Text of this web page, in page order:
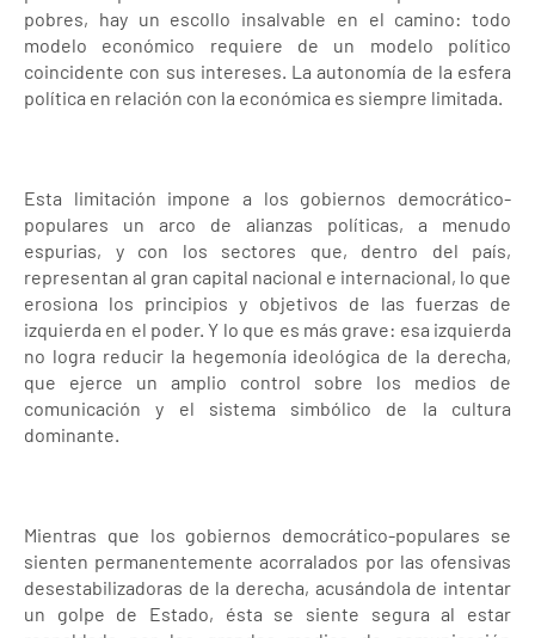
pobres, hay un escollo insalvable en el camino: todo
modelo económico requiere de un modelo político
coincidente con sus intereses. La autonomía de la esfera
política en relación con la económica es siempre limitada.
Esta limitación impone a los gobiernos democrático-
populares un arco de alianzas políticas, a menudo
espurias, y con los sectores que, dentro del país,
representan al gran capital nacional e internacional, lo que
erosiona los principios y objetivos de las fuerzas de
izquierda en el poder. Y lo que es más grave: esa izquierda
no logra reducir la hegemonía ideológica de la derecha,
que ejerce un amplio control sobre los medios de
comunicación y el sistema simbólico de la cultura
dominante.
Mientras que los gobiernos democrático-populares se
sienten permanentemente acorralados por las ofensivas
desestabilizadoras de la derecha, acusándola de intentar
un golpe de Estado, ésta se siente segura al estar